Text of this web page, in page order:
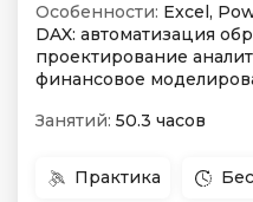
Особенности: Excel,
DAX: автоматизация
проектирование
финансовое
Занятий: 50.3 часов
Практика